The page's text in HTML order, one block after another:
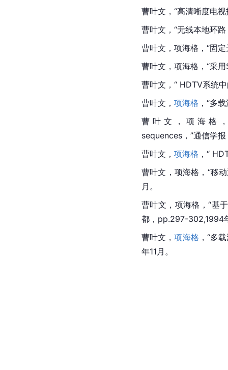
曹叶文，“高清晰度电
曹叶文，“无线本地环
曹叶文，项海格，“固
曹叶文，项海格，“采
曹叶文，“ HDTV系统
曹叶文， 项海格 ，“多
曹叶文，项海格，
sequences，”通信学
曹叶文， 项海格 ，“
曹叶文，项海格，“移
月。
曹叶文，项海格，“基
都，pp.297-302,1994
曹叶文，项海格 ，“多
年11月。